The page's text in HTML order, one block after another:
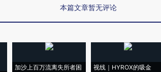
本篇文章暂无评论
加沙上百万流离失所者困
视线｜HYROX的吸金